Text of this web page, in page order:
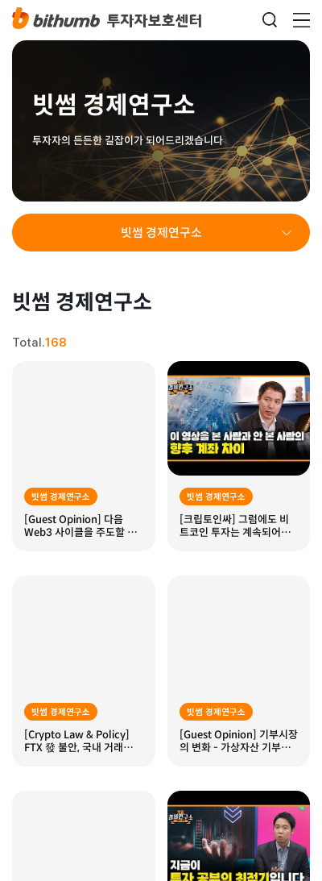
빗썸 경제연구소
투자자의 든든한 길잡이가 되어드리겠습니다
빗썸 경제연구소
빗썸 경제연구소
Total.168
빗썸 경제연구소
[Guest Opinion] 다음
Web3 사이클을 주도할 기
빗썸 경제연구소
[크립토인싸] 그럼에도 비
트코인 투자는 계속되어야
빗썸 경제연구소
[Crypto Law & Policy]
FTX 發 불안, 국내 거래소에
빗썸 경제연구소
[Guest Opinion] 기부시장
의 변화 - 가상자산 기부의